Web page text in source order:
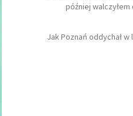
później walczyłem
Jak Poznań oddychał w